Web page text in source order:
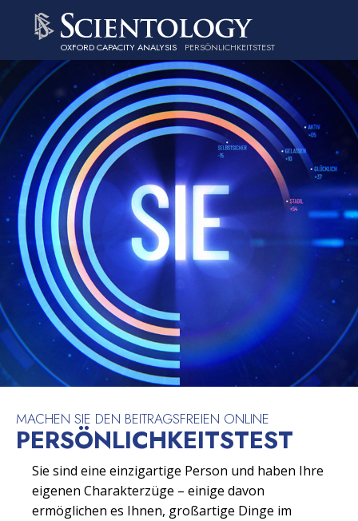
OXFORD CAPACITY ANALYSIS PERSÖNLICHKEITS­TEST
MACHEN SIE DEN BEITRAGSFREIEN ONLINE
PERSÖNLICHKEITSTEST
Sie sind eine einzigartige Person und haben Ihre
eigenen Charakterzüge – einige davon
ermöglichen es Ihnen, großartige Dinge im